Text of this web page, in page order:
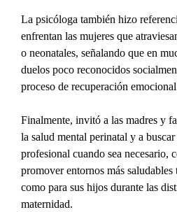
La psicóloga también hizo
enfrentan las mujeres que
o neonatales, señalando que en
duelos poco reconocidos
proceso de recuperación
Finalmente, invitó a las madres y
la salud mental perinatal y a
profesional cuando sea necesario,
promover entornos más saludables
como para sus hijos durante las
maternidad.